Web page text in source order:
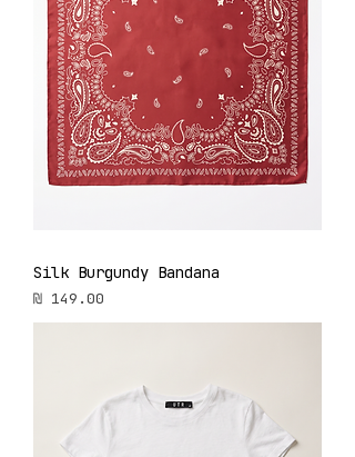
Silk Burgundy Bandana
מחיר